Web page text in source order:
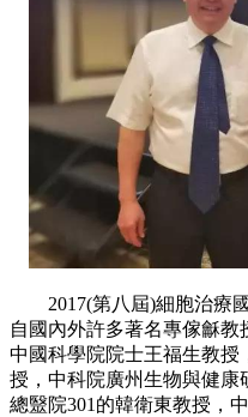
2017(第八屆)細胞治療國
自國內外許多著名專傢龢
中國科學院院士王福生教授
授，中科院廣州生物與健
總毉院301的韓衛東教授，